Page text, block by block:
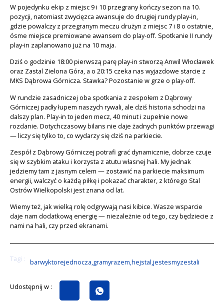
W pojedynku ekip z miejsc 9 i 10 przegrany kończy sezon na 10.
pozycji, natomiast zwycięzca awansuje do drugiej rundy play-in,
gdzie powalczy z przegranym meczu drużyn z miejsc 7 i 8 o ostatnie,
ósme miejsce premiowane awansem do play-off. Spotkanie II rundy
play-in zaplanowano już na 10 maja.
Dziś o godzinie 18:00 pierwszą parę play-in stworzą Anwil Włocławek
oraz Zastal Zielona Góra, a o 20:15 czeka nas wyjazdowe starcie z
MKS Dąbrowa Górnicza. Stawka? Pozostanie w grze o play-off.
W rundzie zasadniczej oba spotkania z zespołem z Dąbrowy
Górniczej padły łupem naszych rywali, ale dziś historia schodzi na
dalszy plan. Play-in to jeden mecz, 40 minut i zupełnie nowe
rozdanie. Dotychczasowy bilans nie daje żadnych punktów przewagi
— liczy się tylko to, co wydarzy się dziś na parkiecie.
Zespół z Dąbrowy Górniczej potrafi grać dynamicznie, dobrze czuje
się w szybkim ataku i korzysta z atutu własnej hali. My jednak
jedziemy tam z jasnym celem — zostawić na parkiecie maksimum
energii, walczyć o każdą piłkę i pokazać charakter, z którego Stal
Ostrów Wielkopolski jest znana od lat.
Wiemy też, jak wielką rolę odgrywają nasi kibice. Wasze wsparcie
daje nam dodatkową energię — niezależnie od tego, czy będziecie z
nami na hali, czy przed ekranami.
Tagi : barwyktorejednocza,gramyrazem,hejstal,jestesmyzestali
Udostępnij w :